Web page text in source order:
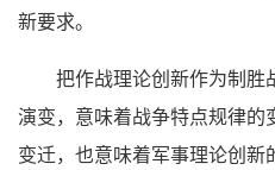
新要求。
把作战理论创新作为制胜
演变，意味着战争特点规律
变迁，也意味着军事理论创